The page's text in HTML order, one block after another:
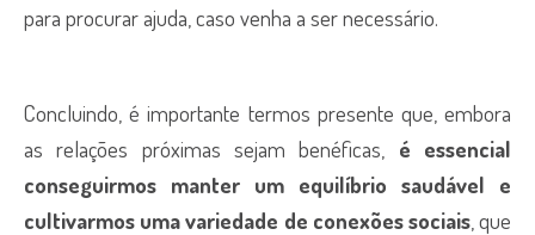
para procurar ajuda, caso venha a ser necessário.
Concluindo, é importante termos presente que, embora
as relações próximas sejam benéficas, é essencial
conseguirmos manter um equilíbrio saudável e
cultivarmos uma variedade de conexões sociais, que